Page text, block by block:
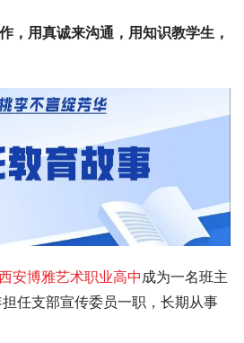
，用真诚来沟通，用知识教学生，
安博雅艺术职业高中成为一名班主
任支部宣传委员一职，长期从事